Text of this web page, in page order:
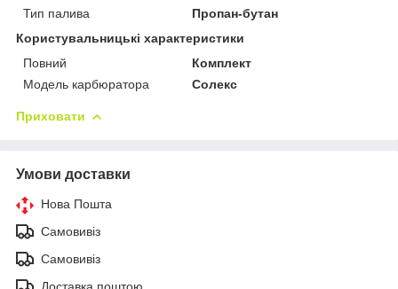
Тип палива
Пропан-бутан
Користувальницькі характеристики
Повний
Комплект
Модель карбюратора
Солекс
Приховати
Умови доставки
Нова Пошта
Самовивіз
Самовивіз
Доставка поштою